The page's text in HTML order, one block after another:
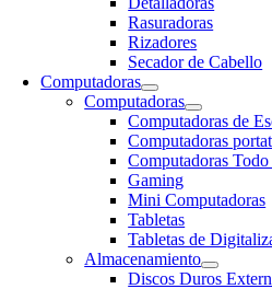
Rasuradoras
Rizadores
Secador de Cabello
Computadoras
Computadoras
Computadoras de
Computadoras
Computadoras
Gaming
Mini Computadoras
Tabletas
Tabletas de
Almacenamiento
Discos Duros